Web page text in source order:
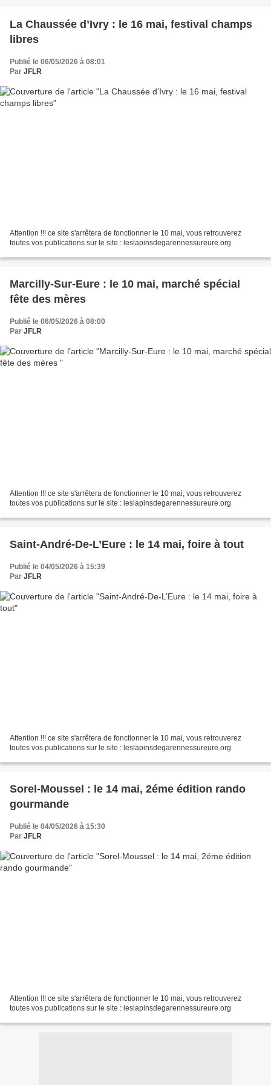
La Chaussée d’Ivry : le 16 mai, festival champs
libres
Publié le 06/05/2026 à 08:01
Par JFLR
Attention !!! ce site s'arrêtera de fonctionner le 10 mai, vous retrouverez
toutes vos publications sur le site : leslapinsdegarennessureure.org
Marcilly-Sur-Eure : le 10 mai, marché spécial
fête des mères
Publié le 06/05/2026 à 08:00
Par JFLR
Attention !!! ce site s'arrêtera de fonctionner le 10 mai, vous retrouverez
toutes vos publications sur le site : leslapinsdegarennessureure.org
Saint-André-De-L’Eure : le 14 mai, foire à tout
Publié le 04/05/2026 à 15:39
Par JFLR
Attention !!! ce site s'arrêtera de fonctionner le 10 mai, vous retrouverez
toutes vos publications sur le site : leslapinsdegarennessureure.org
Sorel-Moussel : le 14 mai, 2éme édition rando
gourmande
Publié le 04/05/2026 à 15:30
Par JFLR
Attention !!! ce site s'arrêtera de fonctionner le 10 mai, vous retrouverez
toutes vos publications sur le site : leslapinsdegarennessureure.org